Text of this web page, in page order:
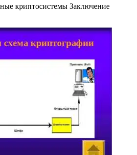
криптосистемы Заключение